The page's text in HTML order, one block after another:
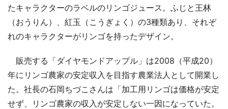
たキャラクターのラベルのリンゴジュース。ふじと王林
（おうりん）、紅玉（こうぎょく）の3種類あり、それぞ
れのキャラクターがリンゴを持ったデザイン。
販売する「ダイヤモンドアップル」は2008（平成20）
年にリンゴ農家の安定収入を目指す農業法人として開業し
た。社長の石岡ちづこさんは「加工用リンゴは価格が安定
せず、リンゴ農家の収入が安定しない一因になっていた。